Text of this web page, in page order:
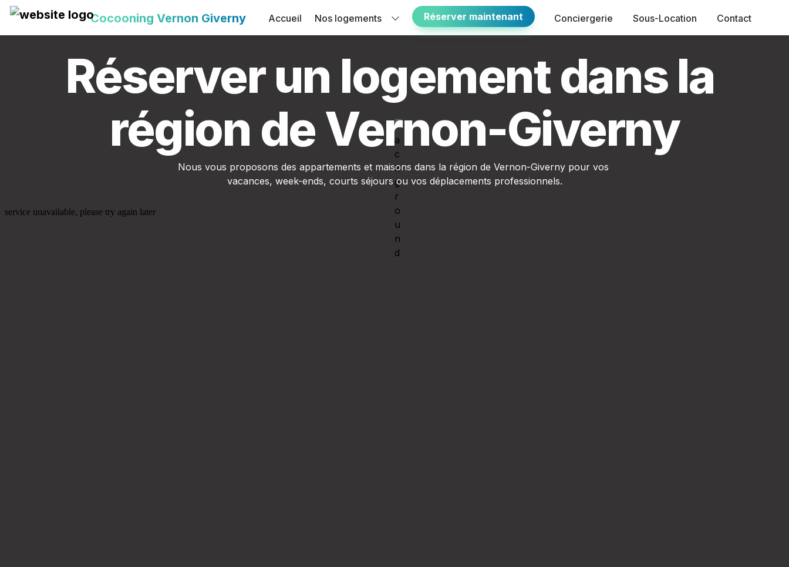
Cocooning Vernon Giverny Accueil Nos logements Réserver maintenant Conciergerie Sous-Location Contact
Réserver un logement dans la
région de Vernon-Giverny
Nous vous proposons des appartements et maisons dans la région de Vernon-Giverny pour vos
vacances, week-ends, courts séjours ou vos déplacements professionnels.